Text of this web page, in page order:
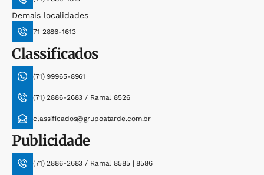
Demais localidades
71 2886-1613
Classificados
(71) 99965-8961
(71) 2886-2683 / Ramal 8526
classificados@grupoatarde.com.br
Publicidade
(71) 2886-2683 / Ramal 8585 | 8586